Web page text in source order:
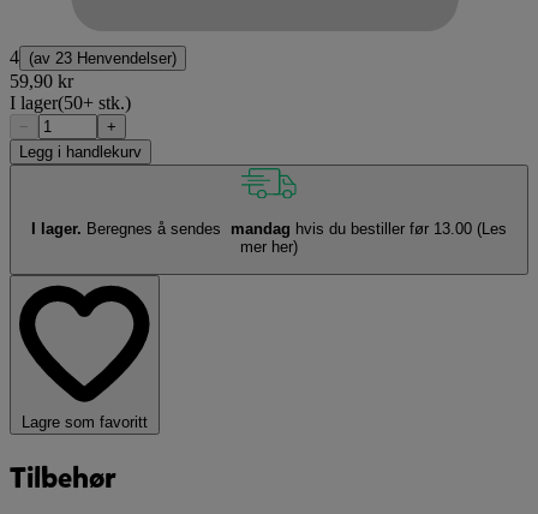
4 (av 23 Henvendelser)
59,90 kr
I lager(50+ stk.)
−
+
Legg i handlekurv
I lager. Beregnes å sendes mandag hvis du bestiller før 13.00 (Les
mer her)
Lagre som favoritt
Tilbehør